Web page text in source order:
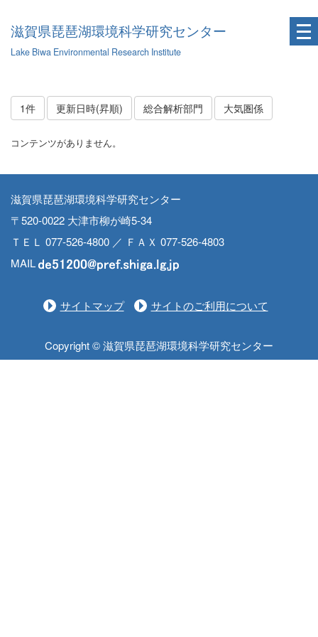
滋賀県琵琶湖環境科学研究センター
Lake Biwa Environmental Research Institute
1件 更新日時(昇順) 総合解析部門 大気圏係
コンテンツがありません。
滋賀県琵琶湖環境科学研究センター
〒520-0022 大津市柳が崎5-34
ＴＥＬ 077-526-4800 ／ ＦＡＸ 077-526-4803
MAIL
サイトマップ サイトのご利用について
Copyright © 滋賀県琵琶湖環境科学研究センター